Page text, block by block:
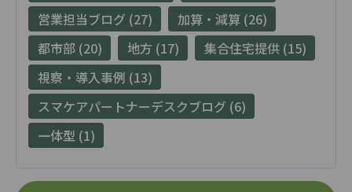
営業担当ブログ (27)
加算・減算 (26)
都市部 (20)
地方 (17)
集合住宅提供 (15)
視察・導入事例 (13)
スマケアパートナーデスクブログ (6)
一体型 (1)